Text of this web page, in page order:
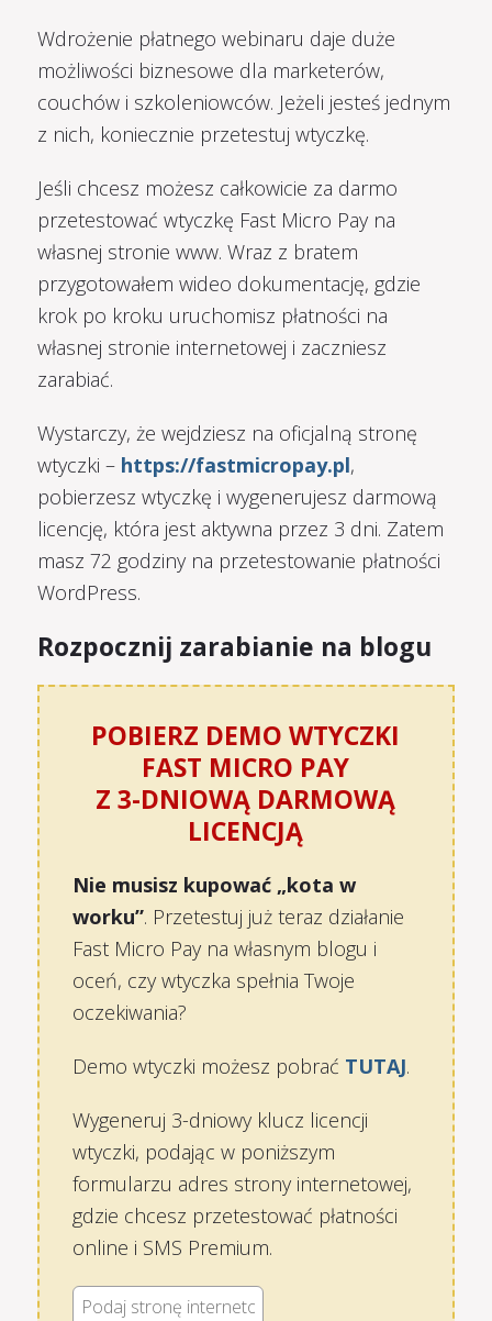
Wdrożenie płatnego webinaru daje duże
możliwości biznesowe dla marketerów,
couchów i szkoleniowców. Jeżeli jesteś jednym
z nich, koniecznie przetestuj wtyczkę.
Jeśli chcesz możesz całkowicie za darmo
przetestować wtyczkę Fast Micro Pay na
własnej stronie www. Wraz z bratem
przygotowałem wideo dokumentację, gdzie
krok po kroku uruchomisz płatności na
własnej stronie internetowej i zaczniesz
zarabiać.
Wystarczy, że wejdziesz na oficjalną stronę
wtyczki – https://fastmicropay.pl,
pobierzesz wtyczkę i wygenerujesz darmową
licencję, która jest aktywna przez 3 dni. Zatem
masz 72 godziny na przetestowanie płatności
WordPress.
Rozpocznij zarabianie na blogu
POBIERZ DEMO WTYCZKI
FAST MICRO PAY
Z 3-DNIOWĄ DARMOWĄ
LICENCJĄ
Nie musisz kupować „kota w
worku”. Przetestuj już teraz działanie
Fast Micro Pay na własnym blogu i
oceń, czy wtyczka spełnia Twoje
oczekiwania?
Demo wtyczki możesz pobrać TUTAJ.
Wygeneruj 3-dniowy klucz licencji
wtyczki, podając w poniższym
formularzu adres strony internetowej,
gdzie chcesz przetestować płatności
online i SMS Premium.